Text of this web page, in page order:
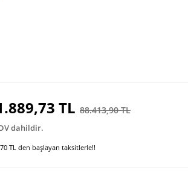
TL 88.413,90 TL
dahildir.
TL den başlayan taksitlerle!!